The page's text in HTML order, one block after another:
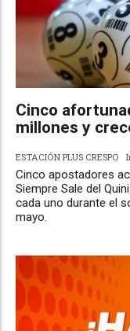
Cinco
millones y
ESTACIÓN PLUS CRESPO
Cinco apostadores
Siempre Sale del
cada uno durante el
mayo.